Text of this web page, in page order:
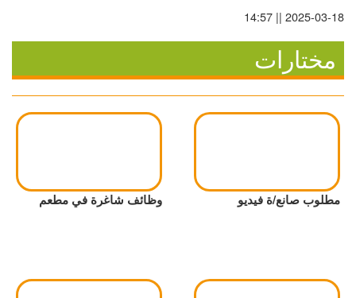
2025-03-18 || 14:57
مختارات
مطلوب صانع/ة فيديو وظائف شاغرة في مطعم